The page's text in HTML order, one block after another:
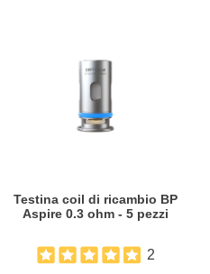
Testina coil di ricambio BP
Aspire 0.3 ohm - 5 pezzi
2